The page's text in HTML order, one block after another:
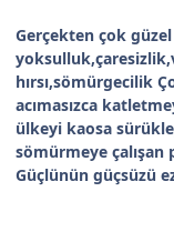
Gerçekten çok
hırsı,sömürgecilik
acımasızca
ülkeyi kaosa
sömürmeye çalışan
Güçlünün güçsüzü